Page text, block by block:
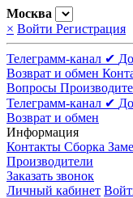
Москва
× Войти Регистрация
Телеграмм-канал ✔
Возврат и обмен
Вопросы
Телеграмм-канал ✔
Возврат и обмен
Информация
Контакты Сборка
Производители
Заказать звонок
Личный кабинет